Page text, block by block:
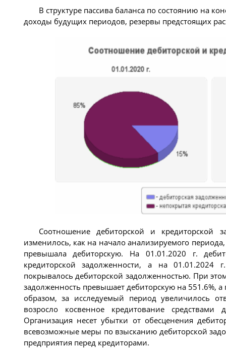
В структуре пассива баланса по состоянию на
доходы будущих периодов, резервы предстоящих
Соотношение дебиторской и кредиторской
изменилось, как на начало анализируемого
превышала дебиторскую. На 01.01.2020 г.
кредиторской задолженности, а на 01.01.2024
покрывалось дебиторской задолженностью. При
задолженность превышает дебиторскую на 551.6%,
образом, за исследуемый период увеличилось
возросло косвенное кредитование средствами
Организация несет убытки от обесценения
всевозможные меры по взысканию дебиторской
предприятия перед кредиторами.